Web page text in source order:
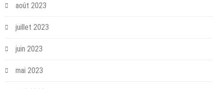
août 2023
juillet 2023
juin 2023
mai 2023